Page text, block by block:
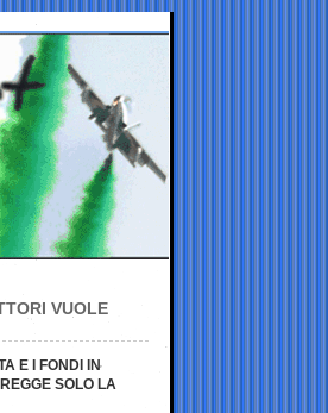
VUOLE
E I FONDI IN
SOLO LA